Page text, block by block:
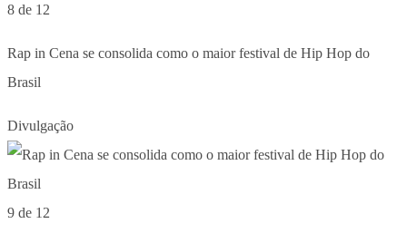
8 de 12
Rap in Cena se consolida como o maior festival de Hip Hop do
Brasil
Divulgação
9 de 12